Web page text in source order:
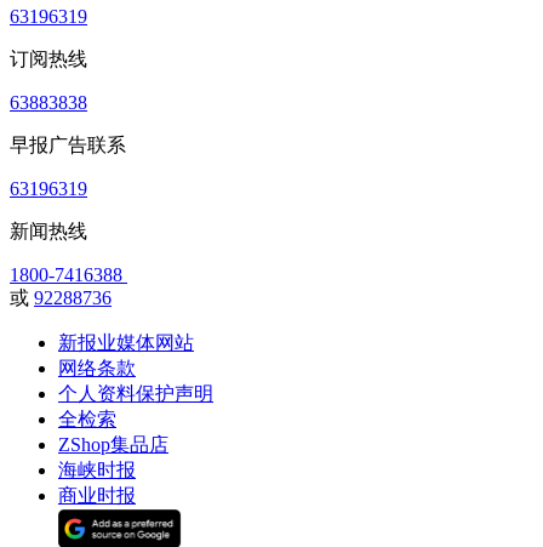
63196319
订阅热线
63883838
早报广告联系
63196319
新闻热线
1800-7416388
或 92288736
新报业媒体网站
网络条款
个人资料保护声明
全检索
ZShop集品店
海峡时报
商业时报